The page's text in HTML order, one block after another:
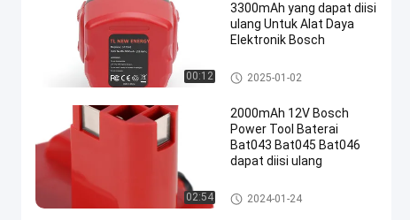
00:12
3300mAh yang dapat diisi
ulang Untuk Alat Daya
Elektronik Bosch
Baterai Alat Listrik Bosch
2025-01-02
02:54
2000mAh 12V Bosch
Power Tool Baterai
Bat043 Bat045 Bat046
dapat diisi ulang
Baterai Alat Listrik Bosch
2024-01-24